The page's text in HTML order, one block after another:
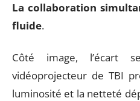
La collaboration
fluide.
Côté image, l’écart
vidéoprojecteur de TBI
luminosité et la netteté